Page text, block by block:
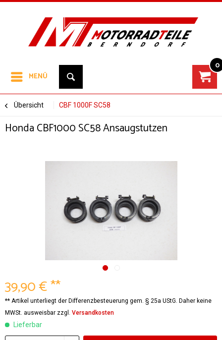
MENÜ
0
Übersicht CBF 1000F SC58
Honda CBF1000 SC58 Ansaugstutzen
39,90 € **
** Artikel unterliegt der Differenzbesteuerung gem. § 25a UStG. Daher keine
MWSt. ausweisbar zzgl. Versandkosten
Lieferbar